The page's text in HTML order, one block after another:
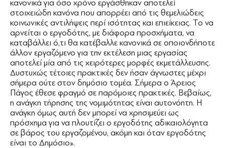
κανονικά για όσο χρόνο εργάσθηκαν αποτελεί
στοιχειώδη κανόνα που απορρέει από τις θεμελιώδεις
κοινωνικές αντιλήψεις περί ισότητας και επιείκειας. Το να
αρνείται ο εργοδότης, με διάφορα προσχήματα, να
καταβάλλει ό,τι θα κατέβαλλε κανονικά σε οποιονδήποτε
άλλον εργαζόμενο για την εκτέλεση μιας εργασίας
αποτελεί μία από τις χειρότερες μορφές εκμετάλλευσης.
Δυστυχώς τέτοιες πρακτικές δεν ήσαν άγνωστες μέχρι
σήμερα ούτε στον δημόσιο τομέα. Σήμερα ο Άρειος
Πάγος έθεσε φραγμό σε παρόμοιες πρακτικές. Βεβαίως,
η ανάγκη τήρησης της νομιμότητας είναι αυτονόητη. Η
ανάγκη όμως αυτή δεν μπορεί να χρησιμεύει ως
πρόσχημα για να πλουτίζει ο εργοδότης αδικαιολόγητα
σε βάρος του εργαζομένου, ακόμη και όταν εργοδότης
είναι το Δημόσιο».